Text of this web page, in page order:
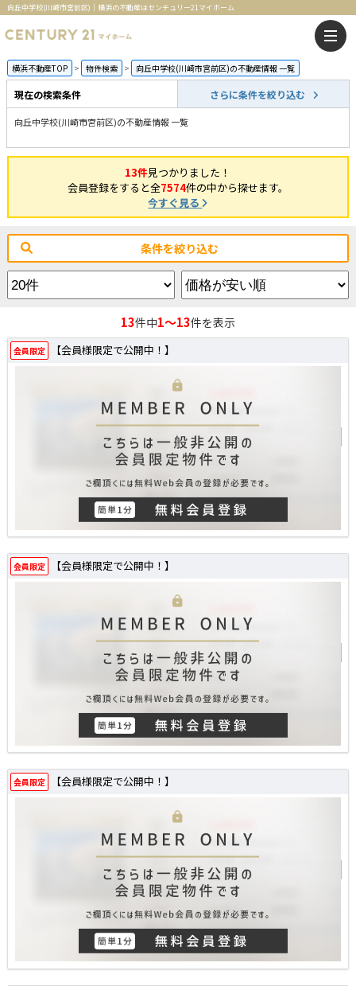
向丘中学校(川崎市宮前区)｜横浜の不動産はセンチュリー21マイホーム
横浜不動産TOP 物件検索 向丘中学校(川崎市宮前区)の不動産情報 一覧
現在の検索条件 さらに条件を絞り込む
向丘中学校(川崎市宮前区)の不動産情報 一覧
13件見つかりました！
会員登録をすると全7574件の中から探せます。
今すぐ見る
条件を絞り込む
13件中1～13件を表示
会員限定 【会員様限定で公開中！】
会員限定 【会員様限定で公開中！】
会員限定 【会員様限定で公開中！】